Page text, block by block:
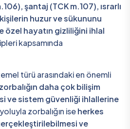
şantaj (TCK m.107), ısrarlı
huzur ve sükununu
özel hayatın gizliliğini ihlal
kapsamında
türü arasındaki en önemli
daha çok bilişim
ve sistem güvenliği ihlallerine
zorbalığın iseherkes
ve